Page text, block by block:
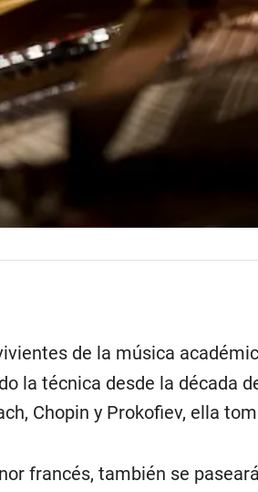
de la música
la técnica desde la década
Chopin y Prokofiev, ella
francés, también se